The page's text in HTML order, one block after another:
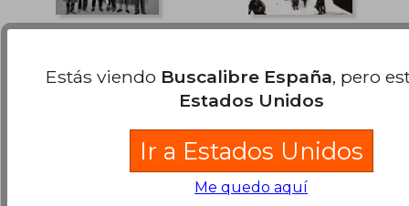
31,25 €
29,69 €
5%
Castelo
Ben Macintyre Ben Macintyre
Estás viendo Buscalibre España, pero
Estados Unidos
Ir a Estados Unidos
Me quedo aquí